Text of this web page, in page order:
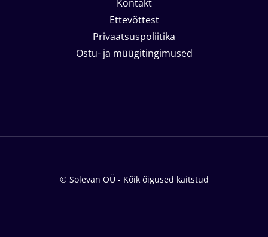
Kontakt
Ettevõttest
Privaatsuspoliitika
Ostu- ja müügitingimused
© Solevan OÜ - Kõik õigused kaitstud